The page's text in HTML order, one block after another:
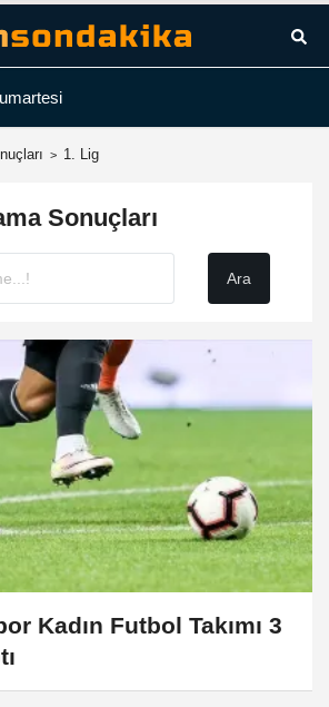
1. Lig
Sonuçları
Kadın Futbol Takımı 3